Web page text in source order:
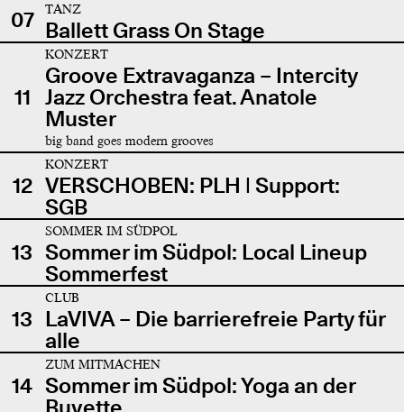
07
TANZ
Ballett Grass On Stage
11
KONZERT
Groove Extravaganza – Intercity
Jazz Orchestra feat. Anatole
Muster
big band goes modern grooves
12
KONZERT
VERSCHOBEN: PLH | Support:
SGB
13
SOMMER IM SÜDPOL
Sommer im Südpol: Local Lineup
Sommerfest
13
CLUB
LaVIVA – Die barrierefreie Party für
alle
14
ZUM MITMACHEN
Sommer im Südpol: Yoga an der